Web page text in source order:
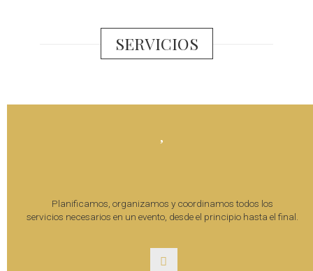
SERVICIOS
Planificamos, organizamos y coordinamos todos los
servicios necesarios en un evento, desde el principio hasta el final.